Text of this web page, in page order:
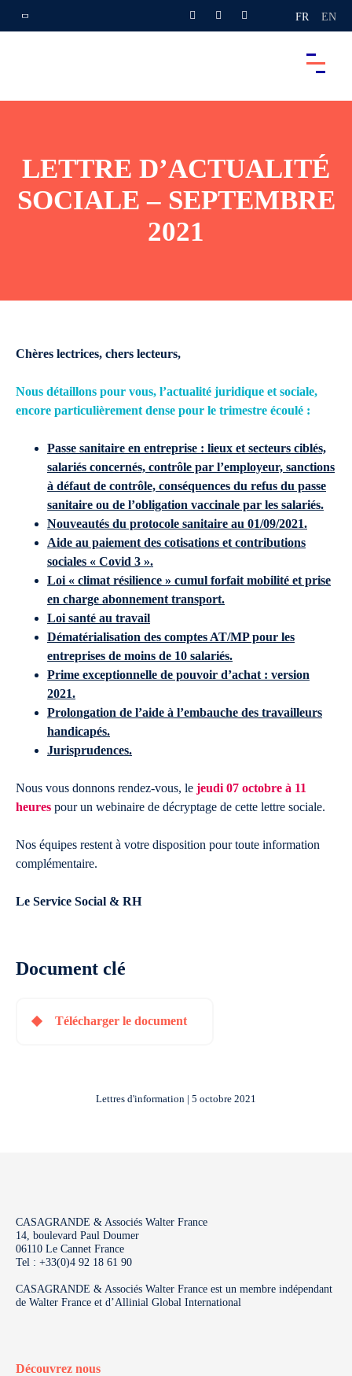
FR EN
LETTRE D’ACTUALITÉ
SOCIALE – SEPTEMBRE
2021
Chères lectrices, chers lecteurs,
Nous détaillons pour vous, l’actualité juridique et sociale,
encore particulièrement dense pour le trimestre écoulé :
Passe sanitaire en entreprise : lieux et secteurs ciblés,
salariés concernés, contrôle par l’employeur, sanctions
à défaut de contrôle, conséquences du refus du passe
sanitaire ou de l’obligation vaccinale par les salariés.
Nouveautés du protocole sanitaire au 01/09/2021.
Aide au paiement des cotisations et contributions
sociales « Covid 3 ».
Loi « climat résilience » cumul forfait mobilité et prise
en charge abonnement transport.
Loi santé au travail
Dématérialisation des comptes AT/MP pour les
entreprises de moins de 10 salariés.
Prime exceptionnelle de pouvoir d’achat : version
2021.
Prolongation de l’aide à l’embauche des travailleurs
handicapés.
Jurisprudences.
Nous vous donnons rendez-vous, le jeudi 07 octobre à 11
heures pour un webinaire de décryptage de cette lettre sociale.
Nos équipes restent à votre disposition pour toute information
complémentaire.
Le Service Social & RH
Document clé
Télécharger le document
Lettres d'information | 5 octobre 2021
CASAGRANDE & Associés Walter France
14, boulevard Paul Doumer
06110 Le Cannet France
Tel : +33(0)4 92 18 61 90
CASAGRANDE & Associés Walter France est un membre indépendant
de Walter France et d’Allinial Global International
Découvrez nous